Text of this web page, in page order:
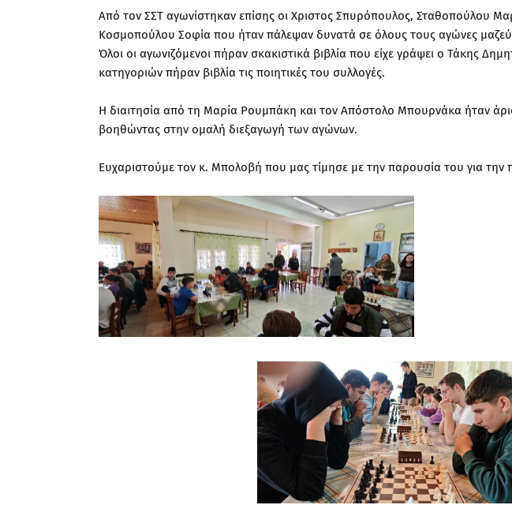
Από τον ΣΣΤ αγωνίστηκαν επίσης οι Χριστος Σπυρόπουλος, Σταθοπούλου
Κοσμοπούλου Σοφία που ήταν πάλεψαν δυνατά σε όλους τους αγώνες
Όλοι οι αγωνιζόμενοι πήραν σκακιστικά βιβλία που είχε γράψει ο Τάκης
κατηγοριών πήραν βιβλία τις ποιητικές του συλλογές.
Η διαιτησία από τη Μαρία Ρουμπάκη και τον Απόστολο Μπουρνάκα ήταν
βοηθώντας στην ομαλή διεξαγωγή των αγώνων.
Ευχαριστούμε τον κ. Μπολοβή που μας τίμησε με την παρουσία του για